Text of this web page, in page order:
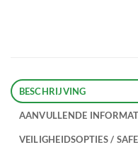
BESCHRIJVING
AANVULLENDE
VEILIGHEIDSOPTIES /